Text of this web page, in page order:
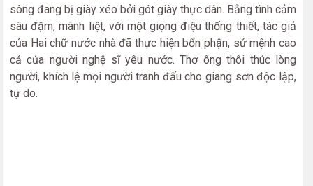
sông đang bị giày xéo bởi gót giày thực dân. Bằng tình cảm
sâu đậm, mãnh liệt, với một giọng điệu thống thiết, tác giả
của Hai chữ nước nhà đã thực hiện bổn phận, sứ mệnh cao
cả của người nghệ sĩ yêu nước. Thơ ông thôi thúc lòng
người, khích lệ mọi người tranh đấu cho giang sơn độc lập,
tự do.